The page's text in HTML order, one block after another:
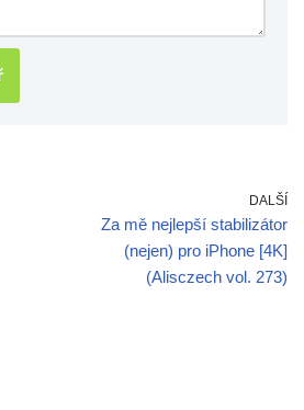
DALŠÍ
Za mě nejlepší stabilizátor
(nejen) pro iPhone [4K]
(Alisczech vol. 273)